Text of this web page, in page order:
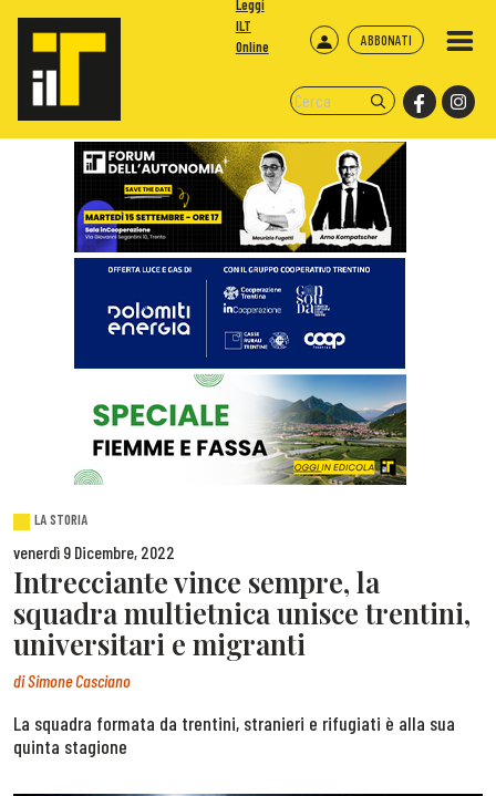
ABBONATI
Leggi
ILT
Online
LA STORIA
venerdì 9 Dicembre, 2022
Intrecciante vince sempre, la
squadra multietnica unisce trentini,
universitari e migranti
diSimone Casciano
La squadra formata da trentini, stranieri e rifugiati è alla sua
quinta stagione